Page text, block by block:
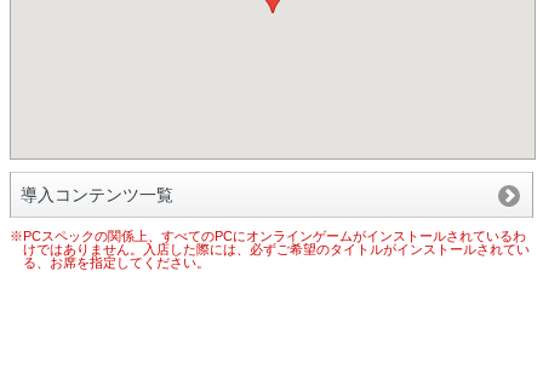
導入コンテンツ一覧
※PCスペックの関係上、すべてのPCにオンラインゲームがインストールされているわ
けではありません。入店した際には、必ずご希望のタイトルがインストールされてい
る、お席を指定してください。